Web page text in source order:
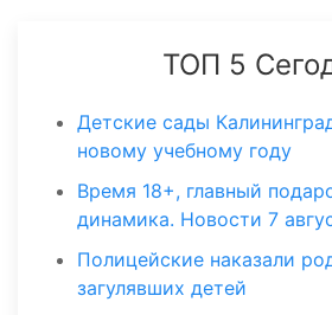
ТОП 5
Детские сады
новому учебному году
Время 18+, главный
динамика. Новости 7
Полицейские наказали
загулявших детей